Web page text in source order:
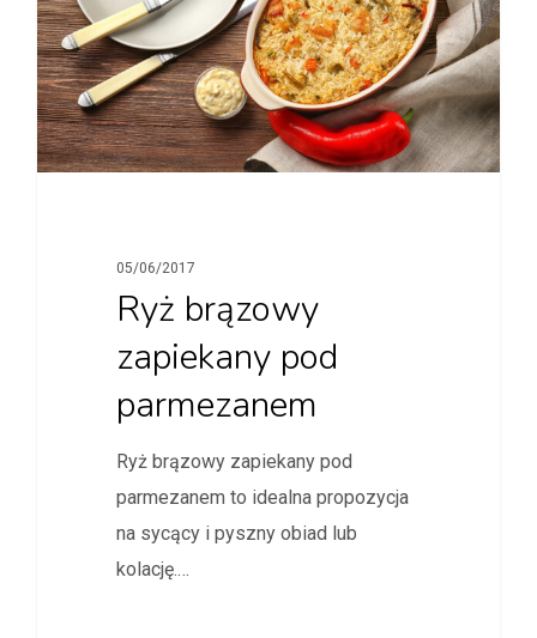
05/06/2017
Ryż brązowy
zapiekany pod
parmezanem
Ryż brązowy zapiekany pod
parmezanem to idealna propozycja
na sycący i pyszny obiad lub
kolację.…